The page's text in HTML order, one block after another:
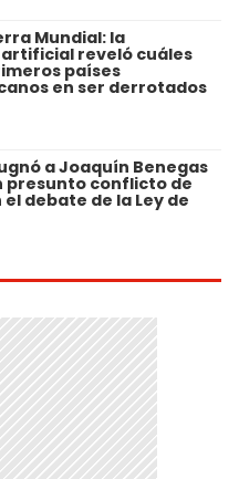
Mundial: la
reveló cuáles
países
en ser derrotados
a Joaquín Benegas
presunto conflicto de
debate de la Ley de